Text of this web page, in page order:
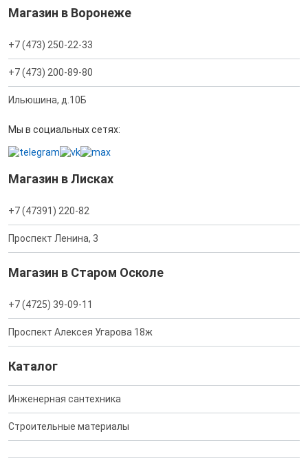
Магазин в Воронеже
+7 (473) 250-22-33
+7 (473) 200-89-80
Ильюшина, д.10Б
Мы в социальных сетях:
Магазин в Лисках
+7 (47391) 220-82
Проспект Ленина, 3
Магазин в Старом Осколе
+7 (4725) 39-09-11
Проспект Алексея Угарова 18ж
Каталог
Инженерная сантехника
Строительные материалы